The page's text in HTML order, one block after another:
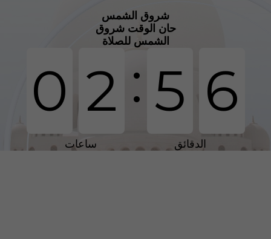
شروق الشمس
حان الوقت شروق
الشمس للصلاة
0 2 : 5 6
ساعات الدقائق